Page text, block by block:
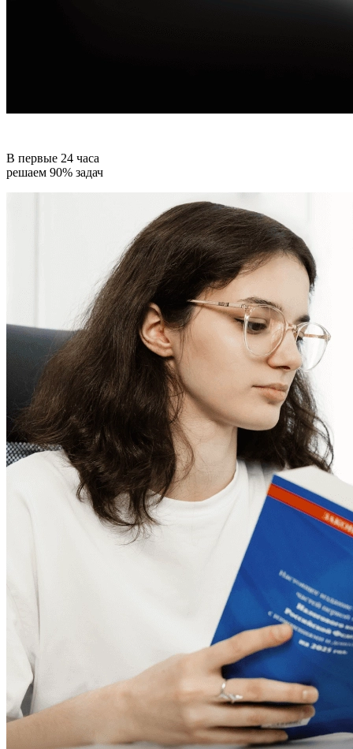
В первые 24 часа
решаем 90% задач